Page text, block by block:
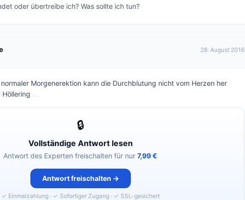
oder übertreibe ich? Was sollte ich tun?
28. August 2016
normaler Morgenerektion kann die Durchblutung nicht vom Herzen her
...
🔒
Vollständige Antwort lesen
Antwort des Experten freischalten für nur 7,99 €
Antwort freischalten →
✓ Einmalzahlung · ✓ Sofortiger Zugang · ✓ SSL-gesichert